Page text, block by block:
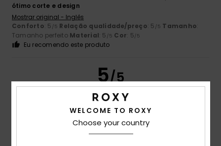
ótimo corte e design
Mostrar original - Inglês
Conforto: 5 /5 Relação qualidade/preço: 5 /5 Tamanho:
Tamanho perfeito Material: 5 /5 Cor: 5/5
Eu recomendo este produto
5/5
23. Junho 2026
Compra verificada
WELCOME TO ROXY
Choose your country